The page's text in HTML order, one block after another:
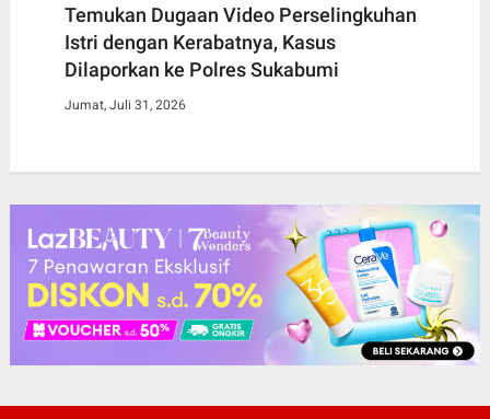
Temukan Dugaan Video Perselingkuhan
Istri dengan Kerabatnya, Kasus
Dilaporkan ke Polres Sukabumi
Jumat, Juli 31, 2026